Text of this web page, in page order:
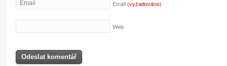
Email(vyžadováno)
Web